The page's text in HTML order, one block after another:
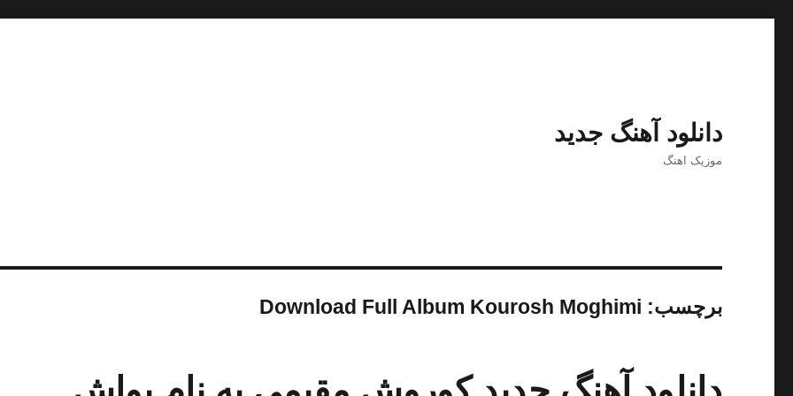
دانلود آهنگ جدید
موزیک اهنگ
برچسب: Download Full Album Kourosh Moghimi